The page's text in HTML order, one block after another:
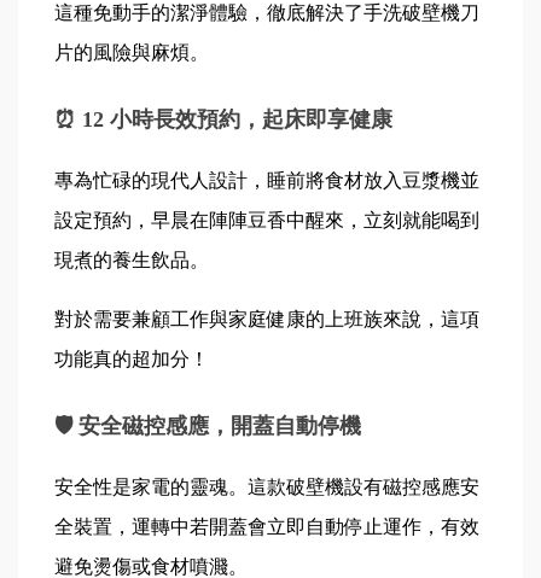
這種免動手的潔淨體驗，徹底解決了手洗破壁機刀
片的風險與麻煩。
⏰ 12 小時長效預約，起床即享健康
專為忙碌的現代人設計，睡前將食材放入豆漿機並
設定預約，早晨在陣陣豆香中醒來，立刻就能喝到
現煮的養生飲品。
對於需要兼顧工作與家庭健康的上班族來說，這項
功能真的超加分！
🛡️ 安全磁控感應，開蓋自動停機
安全性是家電的靈魂。這款破壁機設有磁控感應安
全裝置，運轉中若開蓋會立即自動停止運作，有效
避免燙傷或食材噴濺。